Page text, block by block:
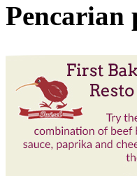
Pencarian